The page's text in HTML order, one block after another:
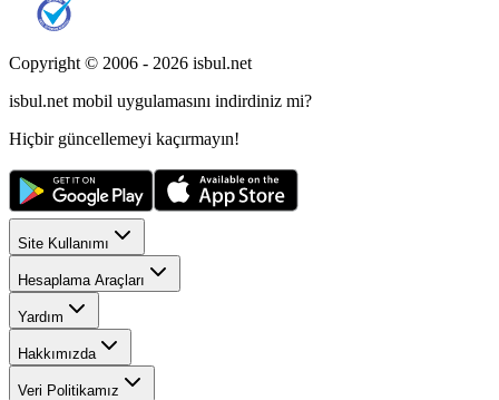
Copyright © 2006 - 2026 isbul.net
isbul.net mobil uygulamasını indirdiniz mi?
Hiçbir güncellemeyi kaçırmayın!
Site Kullanımı
Hesaplama Araçları
Yardım
Hakkımızda
Veri Politikamız